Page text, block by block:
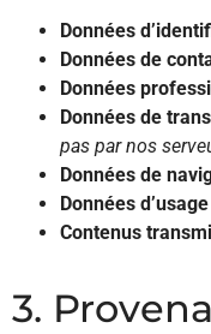
Données
Données de
Données
Données de
pas par nos
Données de
Données d’usage
Contenus
3.